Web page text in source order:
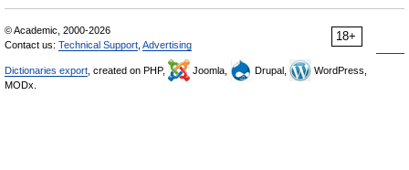
18+
© Academic, 2000-2026
Contact us: Technical Support Advertising
Dictionaries export , created on PHP, Joomla, Drupal,
WordPress,
MODx.